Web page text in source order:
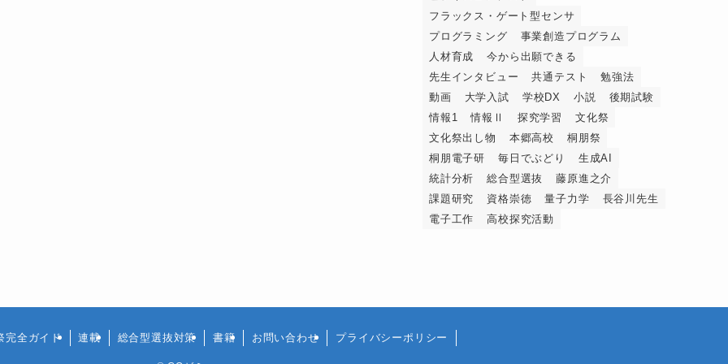
フラックス・ゲート型センサ
プログラミング
事業創造プログラム
人材育成
今から出願できる
先生インタビュー
共通テスト
勉強法
動画
大学入試 学校DX 小説
後期試験
情報1
情報Ⅱ 探究学習
文化祭
文化祭出し物
本郷高校
桐朋祭
桐朋電子研
毎日でぶどり
生成AI
統計分析
総合型選抜
藤原進之介
課題研究
資格崇徳 量子力学
長谷川先生
電子工作
高校探究活動
完全ガイド 連載 総合型選抜対策 書籍 お問い合わせ プライバシーポリシー